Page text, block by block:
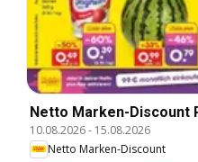
Netto Marken-Discount
10.08.2026- 15.08.2026
Netto Marken-Discount